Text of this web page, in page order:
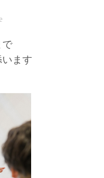
で
ます